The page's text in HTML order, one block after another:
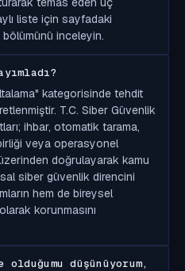
liste için sayfadaki
inceleyin.
kategorisinde tehdit
T.C. Siber Güvenlik
ihbar, otomatik tarama,
veya operasyonel
doğrulayarak kamu
siber güvenlik direncini
hem de bireysel
korunmasını
düşünüyorum,